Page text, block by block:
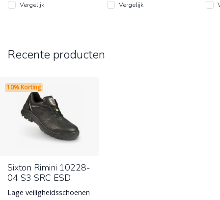
Vergelijk Vergelijk
Recente producten
10% Korting
Sixton Rimini 10228-
04 S3 SRC ESD
Lage veiligheidsschoenen